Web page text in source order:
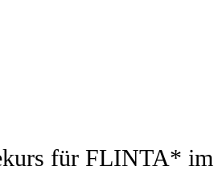
für FLINTA* im